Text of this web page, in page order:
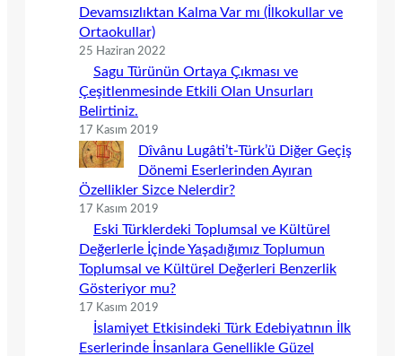
Devamsızlıktan Kalma Var mı (İlkokullar ve
Ortaokullar)
25 Haziran 2022
Sagu Türünün Ortaya Çıkması ve
Çeşitlenmesinde Etkili Olan Unsurları
Belirtiniz.
17 Kasım 2019
Dîvânu Lugâti’t-Türk’ü Diğer Geçiş
Dönemi Eserlerinden Ayıran
Özellikler Sizce Nelerdir?
17 Kasım 2019
Eski Türklerdeki Toplumsal ve Kültürel
Değerlerle İçinde Yaşadığımız Toplumun
Toplumsal ve Kültürel Değerleri Benzerlik
Gösteriyor mu?
17 Kasım 2019
İslamiyet Etkisindeki Türk Edebiyatının İlk
Eserlerinde İnsanlara Genellikle Güzel